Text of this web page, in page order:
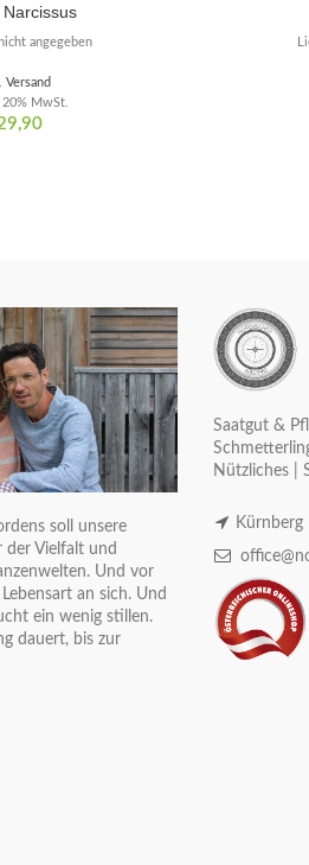
Narcissus
20% MwSt.
Versand
angegeben
soll unsere
der Vielfalt und
Und vor
an sich. Und
ein wenig stillen.
dauert, bis zur
Saatgut &
Nützliches |
Kürnberg